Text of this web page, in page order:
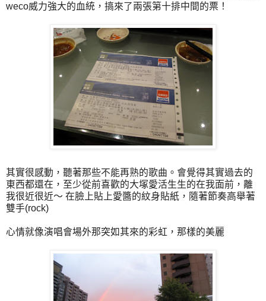
weco威力強大的血統，搞來了兩張第十排中間的票！
其實很感動，聽著那些不能再熟的歌曲。會覺得其實過去的
東西都還在，至少從前喜歡的大塚愛活生生的在我面前，離
我很近很近～ 在臉上貼上愛醬的紋身貼紙，隨著節奏高舉著
雙手(rock)
心情就像演唱會場外那突如其來的彩虹，那樣的美麗